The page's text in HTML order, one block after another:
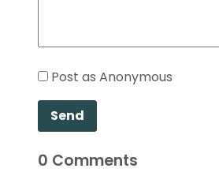
Post as Anonymous
Send
0 Comments